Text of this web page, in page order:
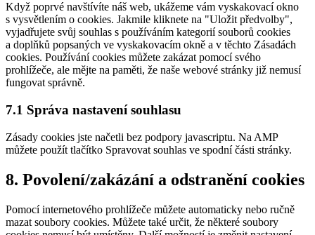
Když poprvé navštívíte náš web, ukážeme vám vyskakovací okno
s vysvětlením o cookies. Jakmile kliknete na "Uložit předvolby",
vyjadřujete svůj souhlas s používáním kategorií souborů cookies
a doplňků popsaných ve vyskakovacím okně a v těchto Zásadách
cookies. Používání cookies můžete zakázat pomocí svého
prohlížeče, ale mějte na paměti, že naše webové stránky již nemusí
fungovat správně.
7.1 Správa nastavení souhlasu
Zásady cookies jste načetli bez podpory javascriptu. Na AMP
můžete použít tlačítko Spravovat souhlas ve spodní části stránky.
8. Povolení/zakázání a odstranění cookies
Pomocí internetového prohlížeče můžete automaticky nebo ručně
mazat soubory cookies. Můžete také určit, že některé soubory